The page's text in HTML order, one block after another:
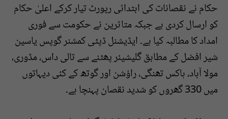
حکام نے نقصانات کی ابتدائی رپورٹ تیار کرکے اعلیٰ حکام
کو ارسال کردی ہے جبکہ متاثرین نے حکومت سے فوری
امداد کا مطالبہ کیا ہے۔ ایڈیشنل ڈپٹی کمشنر گوپس یاسین
شیر افضل کے مطابق گلیشیئر پھٹنے سے تالی داس، مڈوری،
مولا آباد، ہاکس تھنگی، راؤشن اور گوتھ کے کئی دیہاتوں
میں 330 گھروں کو شدید نقصان پہنچا ہے۔